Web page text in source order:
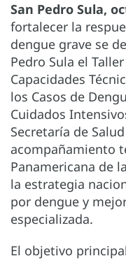
San Pedro Sula,
fortalecer la
dengue grave se
Pedro Sula el
Capacidades
los Casos de
Cuidados
Secretaría de
acompañamiento
Panamericana de
la estrategia
por dengue y
especializada.
El objetivo